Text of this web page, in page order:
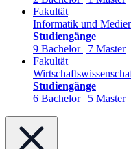
Fakultät
Informatik und
Studiengänge
9 Bachelor | 7 Master
Fakultät
Studiengänge
6 Bachelor | 5 Master